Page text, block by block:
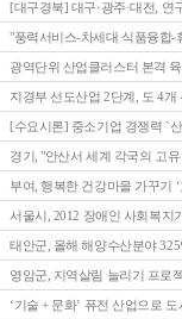
[대구경북] 대구·광주·대전, 연
"풍력서비스-차세대 식품융합-
광역단위 산업클러스터 본격
지경부 선도산업 2단계, 도 4개
[수요시론] 중소기업 경쟁력 `
경기, "안산서 세계 각국의 고
부여, 행복한 건강마을 가꾸기 ‘
서울시, 2012 장애인 사회복지
태안군, 올해 해양수산분야 325
영암군, 지역살림 늘리기 프로
‘기술 + 문화’ 퓨전 산업으로 도